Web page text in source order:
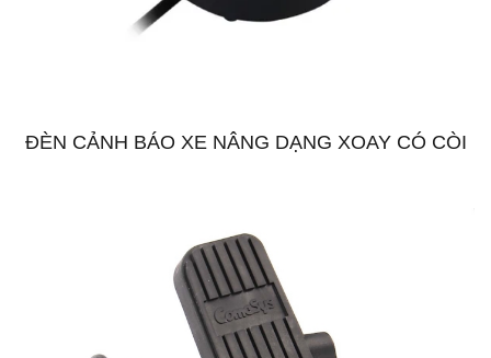
ĐÈN CẢNH BÁO XE NÂNG DẠNG XOAY CÓ CÒI